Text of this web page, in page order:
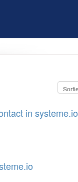
in systeme.io